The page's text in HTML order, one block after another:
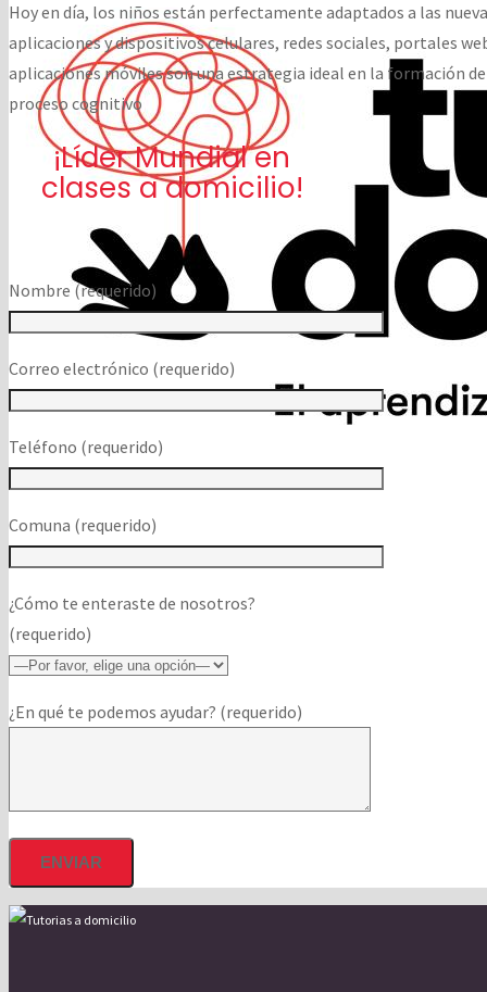
Hoy en día, los niños están perfectamente adaptados a las
aplicaciones y dispositivos celulares, redes sociales, portales
aplicaciones móviles son una estrategia ideal en la formación
proceso cognitivo
¡Líder Mundial en
clases a domicilio!
Nombre (requerido)
Correo electrónico (requerido)
Teléfono (requerido)
Comuna (requerido)
¿Cómo te enteraste de nosotros?
(requerido)
¿En qué te podemos ayudar? (requerido)